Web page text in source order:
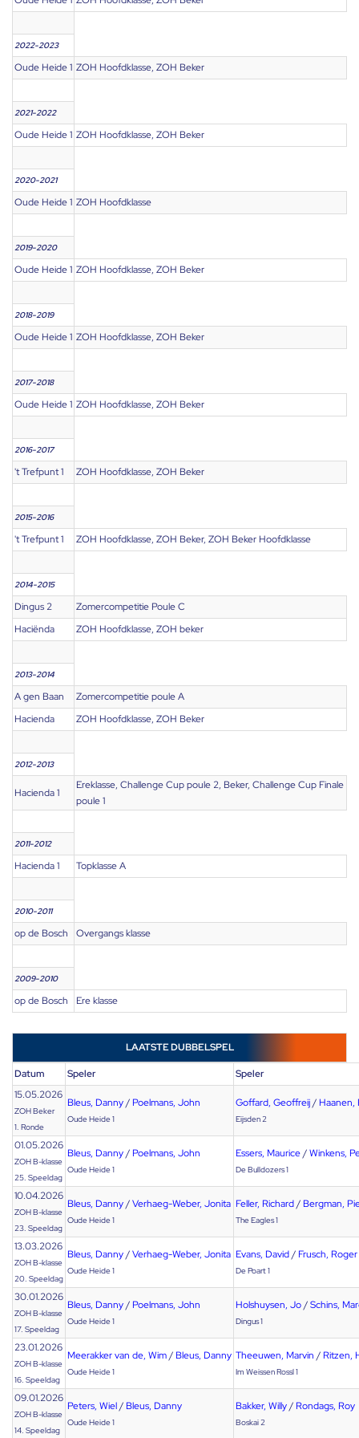
2022-2023
Oude Heide 1 ZOH Hoofdklasse, ZOH Beker
2021-2022
Oude Heide 1 ZOH Hoofdklasse, ZOH Beker
2020-2021
Oude Heide 1 ZOH Hoofdklasse
2019-2020
Oude Heide 1 ZOH Hoofdklasse, ZOH Beker
2018-2019
Oude Heide 1 ZOH Hoofdklasse, ZOH Beker
2017-2018
Oude Heide 1 ZOH Hoofdklasse, ZOH Beker
2016-2017
't Trefpunt 1 ZOH Hoofdklasse, ZOH Beker
2015-2016
't Trefpunt 1 ZOH Hoofdklasse, ZOH Beker, ZOH Beker Hoofdklasse
2014-2015
Dingus 2
Zomercompetitie Poule C
Haciënda
ZOH Hoofdklasse, ZOH beker
2013-2014
A gen Baan
Zomercompetitie poule A
Hacienda
ZOH Hoofdklasse, ZOH Beker
2012-2013
Hacienda 1
Ereklasse, Challenge Cup poule 2, Beker, Challenge Cup Finale
poule 1
2011-2012
Hacienda 1 Topklasse A
2010-2011
op de Bosch Overgangs klasse
2009-2010
op de Bosch Ere klasse
LAATSTE DUBBELSPEL
Datum Speler
Speler
15.05.2026
ZOH Beker
1. Ronde
Bleus, Danny/ Poelmans, John
Oude Heide 1
Goffard, Geoffreij/ Haanen,
Eijsden 2
01.05.2026
ZOH B-klasse
25. Speeldag
Bleus, Danny/ Poelmans, John
Oude Heide 1
Essers, Maurice/Winkens,
De Bulldozers 1
10.04.2026
ZOH B-klasse
23. Speeldag
Bleus, Danny/Verhaeg-Weber, Jonita
Oude Heide 1
Feller, Richard/ Bergman,
The Eagles 1
13.03.2026
ZOH B-klasse
20. Speeldag
Bleus, Danny/Verhaeg-Weber, Jonita
Oude Heide 1
Evans, David/ Frusch, Roger
De Poart 1
30.01.2026
ZOH B-klasse
17. Speeldag
Bleus, Danny/ Poelmans, John
Oude Heide 1
Holshuysen, Jo/Schins,
Dingus 1
23.01.2026
ZOH B-klasse
16. Speeldag
Meerakker van de, Wim/ Bleus, Danny
Oude Heide 1
Theeuwen, Marvin / Ritzen,
Im Weissen Rossl 1
09.01.2026
ZOH B-klasse
14. Speeldag
Peters, Wiel/ Bleus, Danny
Oude Heide 1
Bakker, Willy/ Rondags, Roy
Boskai 2